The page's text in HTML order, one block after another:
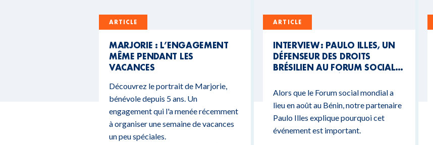
ARTICLE
MARJORIE : L’ENGAGEMENT
MÊME PENDANT LES
VACANCES
Découvrez le portrait de Marjorie,
bénévole depuis 5 ans. Un
engagement qui l'a menée récemment
à organiser une semaine de vacances
un peu spéciales.
ARTICLE
INTERVIEW : PAULO ILLES, UN
DÉFENSEUR DES DROITS
BRÉSILIEN AU FORUM SOCIAL
Alors que le Forum social mondial a
lieu en août au Bénin, notre partenaire
Paulo Illes explique pourquoi cet
événement est important.